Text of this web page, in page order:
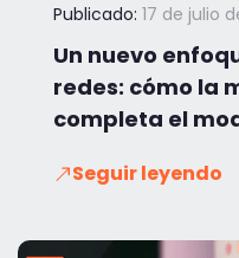
Publicado: 17 de julio
Un nuevo
redes: cómo la
completa el
Seguir leyendo